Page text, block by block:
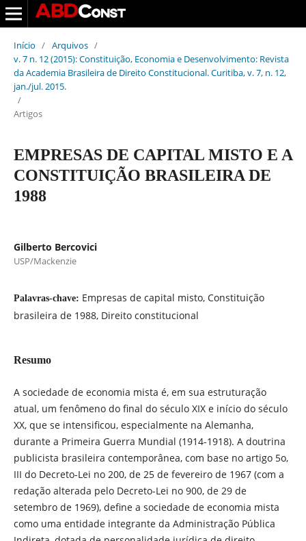
Início / Arquivos /
v. 7 n. 12 (2015): Constituição, Economia e Desenvolvimento: Revista
da Academia Brasileira de Direito Constitucional. Curitiba, v. 7, n. 12,
jan./jul. 2015.
/
Artigos
EMPRESAS DE CAPITAL MISTO E A
CONSTITUIÇÃO BRASILEIRA DE
1988
Gilberto Bercovici
USP/Mackenzie
Palavras-chave: Empresas de capital misto, Constituição
brasileira de 1988, Direito constitucional
Resumo
A sociedade de economia mista é, em sua estruturação
atual, um fenômeno do final do século XIX e início do século
XX, que se intensificou, especialmente na Alemanha,
durante a Primeira Guerra Mundial (1914-1918). A doutrina
publicista brasileira contemporânea, com base no artigo 5o,
III do Decreto-Lei no 200, de 25 de fevereiro de 1967 (com a
redação alterada pelo Decreto-Lei no 900, de 29 de
setembro de 1969), define a sociedade de economia mista
como uma entidade integrante da Administração Pública